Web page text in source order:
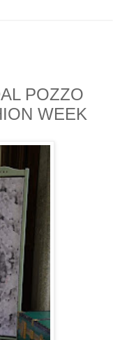
POZZO
WEEK